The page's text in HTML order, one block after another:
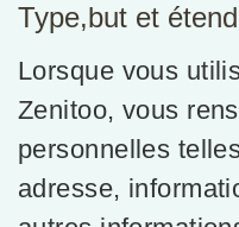
Type,but et
Lorsque vous
Zenitoo, vous
personnelles
adresse,